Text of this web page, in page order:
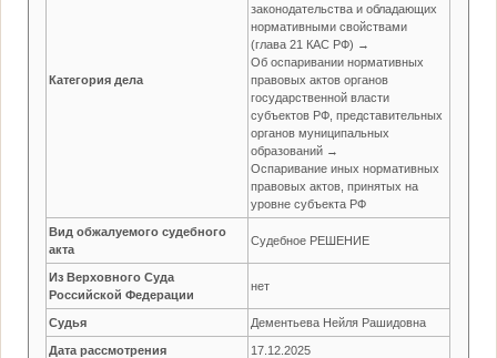
Категория дела
законодательства и обладающих
нормативными свойствами
(глава 21 КАС РФ) →
Об оспаривании нормативных
правовых актов органов
государственной власти
субъектов РФ, представительных
органов муниципальных
образований →
Оспаривание иных нормативных
правовых актов, принятых на
уровне субъекта РФ
Вид обжалуемого судебного
акта
Судебное РЕШЕНИЕ
Из Верховного Суда
Российской Федерации
нет
Судья Дементьева Нейля Рашидовна
Дата рассмотрения 17.12.2025